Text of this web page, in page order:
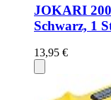
JOKARI
Schwarz, 1
13,95 €